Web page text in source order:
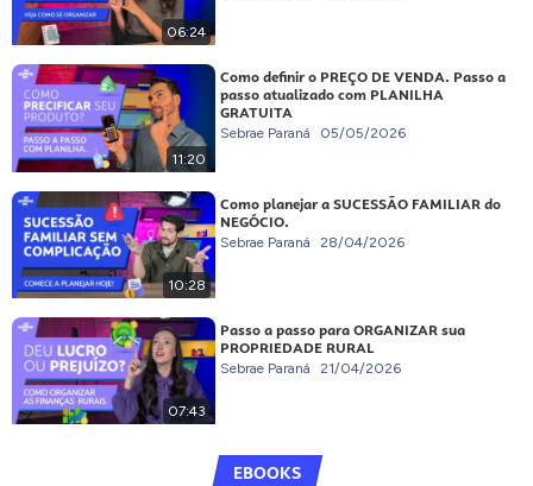
06:24
11:20
Como definir o PREÇO DE VENDA. Passo a
passo atualizado com PLANILHA
GRATUITA
Sebrae Paraná 05/05/2026
10:28
Como planejar a SUCESSÃO FAMILIAR do
NEGÓCIO.
Sebrae Paraná 28/04/2026
07:43
Passo a passo para ORGANIZAR sua
PROPRIEDADE RURAL
Sebrae Paraná 21/04/2026
EBOOKS